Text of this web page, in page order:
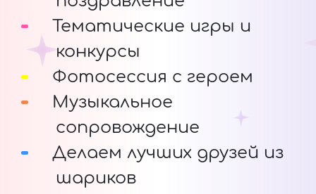
Тематические игры и
конкурсы
Фотосессия с героем
Музыкальное
сопровождение
Делаем лучших друзей из
шариков